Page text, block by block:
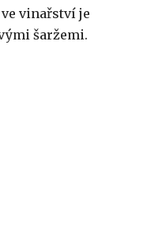
vinařství je
šaržemi.